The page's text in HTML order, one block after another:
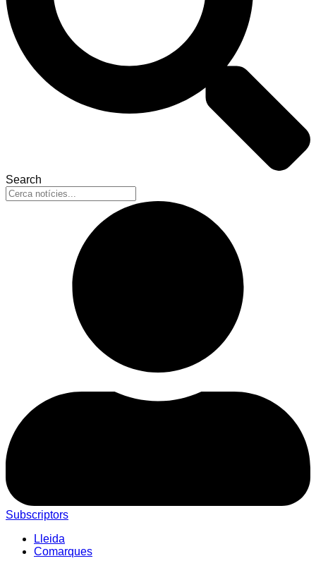
Search
Subscriptors
Lleida
Comarques